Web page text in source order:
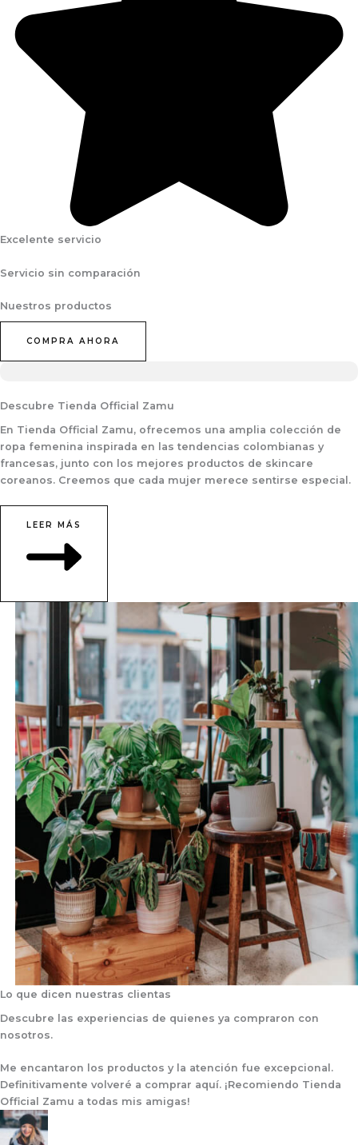
Excelente servicio
Servicio sin comparación
Nuestros productos
COMPRA AHORA
Descubre Tienda Official Zamu
En Tienda Official Zamu, ofrecemos una amplia colección de
ropa femenina inspirada en las tendencias colombianas y
francesas, junto con los mejores productos de skincare
coreanos. Creemos que cada mujer merece sentirse especial.
LEER MÁS
Lo que dicen nuestras clientas
Descubre las experiencias de quienes ya compraron con
nosotros.
Me encantaron los productos y la atención fue excepcional.
Definitivamente volveré a comprar aquí. ¡Recomiendo Tienda
Official Zamu a todas mis amigas!